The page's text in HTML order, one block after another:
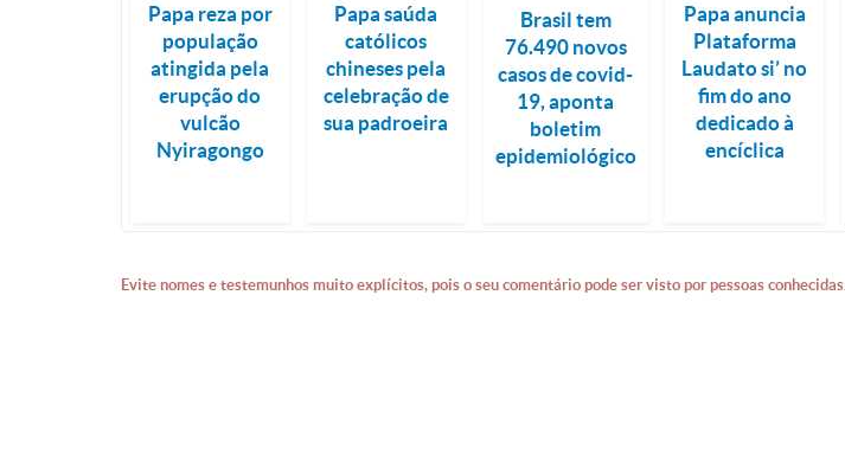
Papa reza por
população
atingida pela
erupção do
vulcão
Nyiragongo
Papa saúda
católicos
chineses pela
celebração de
sua padroeira
Brasil tem
76.490 novos
casos de covid-
19, aponta
boletim
epidemiológico
Papa anuncia
Plataforma
Laudato si’ no
fim do ano
dedicado à
encíclica
Evite nomes e testemunhos muito explícitos, pois o seu comentário pode ser visto por pessoas conhecidas.